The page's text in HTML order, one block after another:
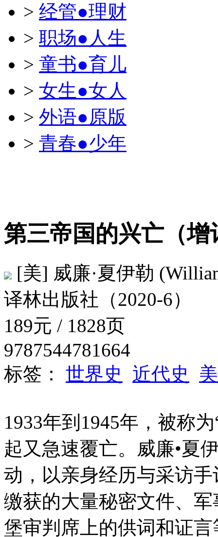
> 经管●理财
> 职场●人生
> 童书●育儿
> 女生●女人
> 外语●原版
> 青春●少年
第三帝国的兴亡（
[美] 威廉·夏伊勒
译林出版社（2020-6）
189元 / 1828页
9787544781664
标签： 世界史 近代史
1933年到1945年，被称
起又急速覆亡。威廉•夏
动，以亲身经历与采访
缴获的大量秘密文件、
堡审判席上的供词和证